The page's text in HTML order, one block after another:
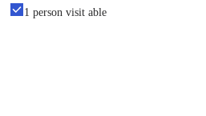
1 person visit able